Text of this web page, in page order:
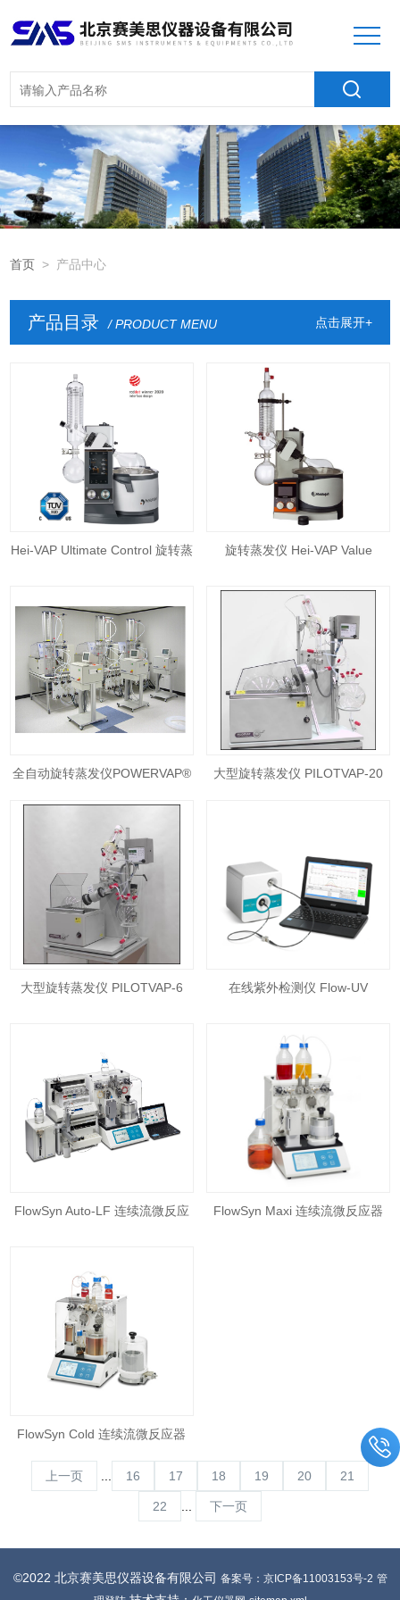
首页 > 产品中心
产品目录 / PRODUCT MENU 点击展开+
Hei-VAP Ultimate Control 旋转蒸 旋转蒸发仪 Hei-VAP Value
全自动旋转蒸发仪POWERVAP® 大型旋转蒸发仪 PILOTVAP-20
大型旋转蒸发仪 PILOTVAP-6 在线紫外检测仪 Flow-UV
FlowSyn Auto-LF 连续流微反应 FlowSyn Maxi 连续流微反应器
FlowSyn Cold 连续流微反应器
上一页 16 17 18 19 20 21
22 下一页
©2022 北京赛美思仪器设备有限公司 备案号：京ICP备11003153号-2 管